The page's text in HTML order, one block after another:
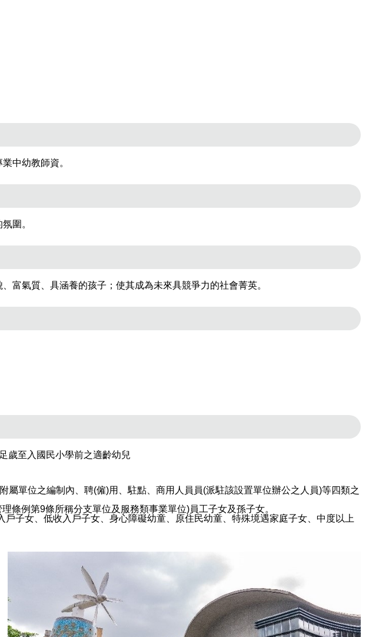
中幼教師資。
圍。
富氣質、具涵養的孩子；使其成為未來具競爭力的社會菁英。
歲至入國民小學前之適齡幼兒
單位之編制內、聘(僱)用、駐點、商用人員員(派駐該設置單位辦公之人員)等四類之
條例第9條所稱分支單位及服務類事業單位)員工子女及孫子女。
子女、低收入戶子女、身心障礙幼童、原住民幼童、特殊境遇家庭子女、中度以上